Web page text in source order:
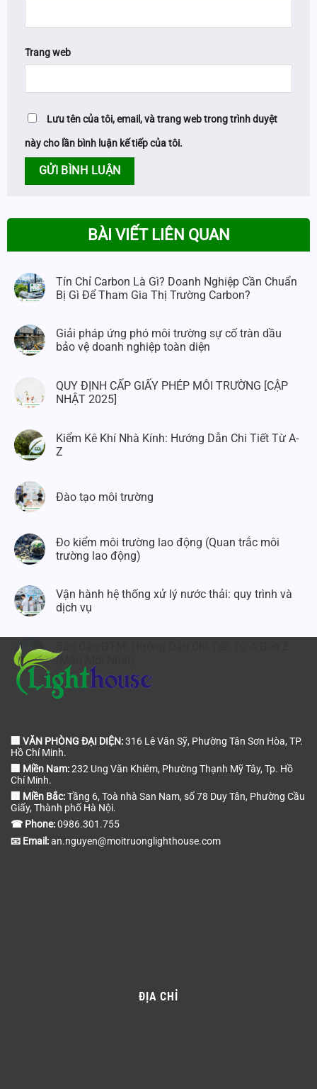
Trang web
Lưu tên của tôi, email, và trang web trong trình duyệt
này cho lần bình luận kế tiếp của tôi.
BÀI VIẾT LIÊN QUAN
Tín Chỉ Carbon Là Gì? Doanh Nghiệp Cần Chuẩn
Bị Gì Để Tham Gia Thị Trường Carbon?
Giải pháp ứng phó môi trường sự cố tràn dầu
bảo vệ doanh nghiệp toàn diện
QUY ĐỊNH CẤP GIẤY PHÉP MÔI TRƯỜNG [CẬP
NHẬT 2025]
Kiểm Kê Khí Nhà Kính: Hướng Dẫn Chi Tiết Từ A-
Z
Đào tạo môi trường
Đo kiểm môi trường lao động (Quan trắc môi
trường lao động)
Vận hành hệ thống xử lý nước thải: quy trình và
dịch vụ
(Mẫu Mới Nhất)
🏢 VĂN PHÒNG ĐẠI DIỆN:316 Lê Văn Sỹ, Phường Tân Sơn Hòa, TP.
Hồ Chí Minh.
🏢 Miền Nam:232 Ung Văn Khiêm, Phường Thạnh Mỹ Tây, Tp. Hồ
Chí Minh.
🏢 Miền Bắc:Tầng 6, Toà nhà San Nam, số 78 Duy Tân, Phường Cầu
Giấy, Thành phố Hà Nội.
☎ Phone:0986.301.755
📧 Email:an.nguyen@moitruonglighthouse.com
ĐỊA CHỈ